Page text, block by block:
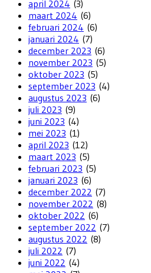
april 2024 (3)
maart 2024 (6)
februari 2024 (6)
januari 2024 (7)
december 2023 (6)
november 2023 (5)
oktober 2023 (5)
september 2023 (4)
augustus 2023 (6)
juli 2023 (9)
juni 2023 (4)
mei 2023 (1)
april 2023 (12)
maart 2023 (5)
februari 2023 (5)
januari 2023 (6)
december 2022 (7)
november 2022 (8)
oktober 2022 (6)
september 2022 (7)
augustus 2022 (8)
juli 2022 (7)
juni 2022 (4)